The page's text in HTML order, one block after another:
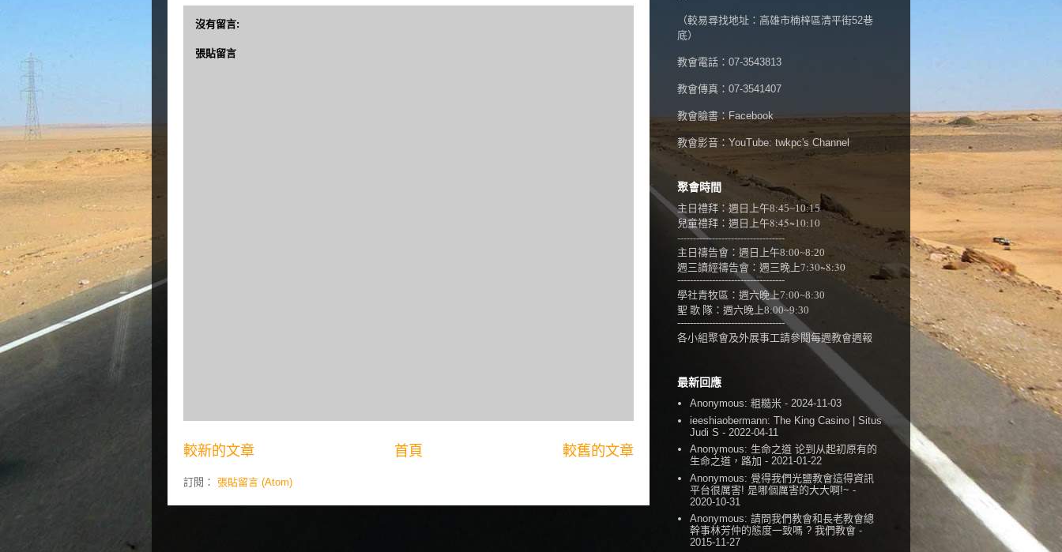
沒有留言:
張貼留言
較新的文章 較舊的文章
首頁
訂閱： 張貼留言 (Atom)
（較易尋找地址：高雄市楠梓區清平街52巷
底）
教會電話：07-3543813
教會傳真：07-3541407
教會臉書：Facebook
教會影音：YouTube: twkpc's Channel
聚會時間
主日禮拜：週日上午8:45~10:15
兒童禮拜：週日上午8:45~10:10
----------------------------------
主日禱告會：週日上午8:00~8:20
週三讀經禱告會：週三晚上7:30~8:30
----------------------------------
學社青牧區：週六晚上7:00~8:30
聖 歌 隊： 週六晚上8:00~9:30
----------------------------------
各小組聚會及外展事工請參閱每週教會週報
最新回應
Anonymous:粗糙米 - 2024-11-03
ieeshiaobermann:The King Casino | Situs
Judi S - 2022-04-11
Anonymous: 生命之道 论到从起初原有的
生命之道，路加 - 2021-01-22
Anonymous: 覺得我們光鹽教會這得資訊
平台很厲害! 是哪個厲害的大大啊!~ -
2020-10-31
Anonymous:請問我們教會和長老教會總
幹事林芳仲的態度一致嗎 ? 我們教會 -
2015-11-27